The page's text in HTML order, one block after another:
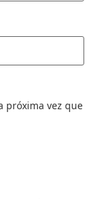
próxima vez que